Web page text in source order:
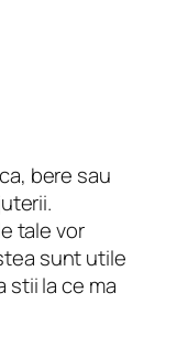
bere sau
tale vor
sunt utile
stii la ce ma